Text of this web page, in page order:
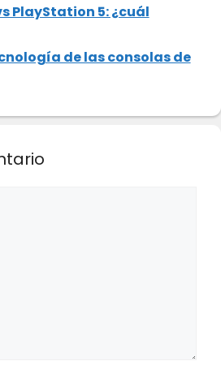
PlayStation 5: ¿cuál
de las consolas de